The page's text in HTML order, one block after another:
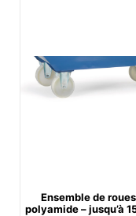
Ensemble de
polyamide – jusqu’à